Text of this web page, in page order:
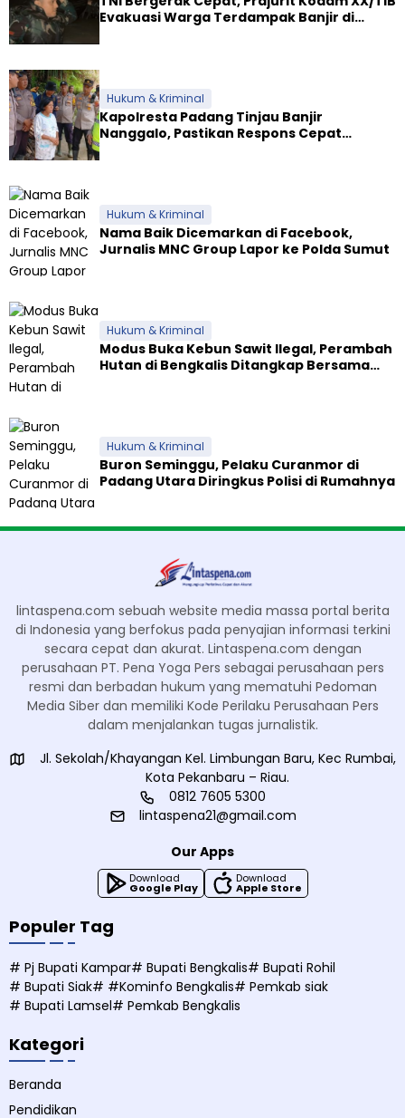
Evakuasi Warga Terdampak Banjir di
Hukum & Kriminal
Kapolresta Padang Tinjau Banjir
Nanggalo, Pastikan Respons Cepat
Hukum & Kriminal
Nama Baik Dicemarkan di Facebook,
Jurnalis MNC Group Lapor ke Polda Sumut
Hukum & Kriminal
Modus Buka Kebun Sawit Ilegal, Perambah
Hutan di Bengkalis Ditangkap Bersama
Hukum & Kriminal
Buron Seminggu, Pelaku Curanmor di
Padang Utara Diringkus Polisi di Rumahnya
lintaspena.com sebuah website media massa portal berita
di Indonesia yang berfokus pada penyajian informasi terkini
secara cepat dan akurat. Lintaspena.com dengan
perusahaan PT. Pena Yoga Pers sebagai perusahaan pers
resmi dan berbadan hukum yang mematuhi Pedoman
Media Siber dan memiliki Kode Perilaku Perusahaan Pers
dalam menjalankan tugas jurnalistik.
Jl. Sekolah/Khayangan Kel. Limbungan Baru, Kec Rumbai,
Kota Pekanbaru – Riau.
0812 7605 5300
lintaspena21@gmail.com
Our Apps
Download
Google Play
Download
Apple Store
Populer Tag
# Pj Bupati Kampar# Bupati Bengkalis# Bupati Rohil
# Bupati Siak# #Kominfo Bengkalis# Pemkab siak
# Bupati Lamsel# Pemkab Bengkalis
Kategori
Beranda
Pendidikan